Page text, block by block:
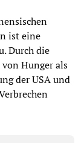
ist eine
Durch die
Hunger als
der USA und